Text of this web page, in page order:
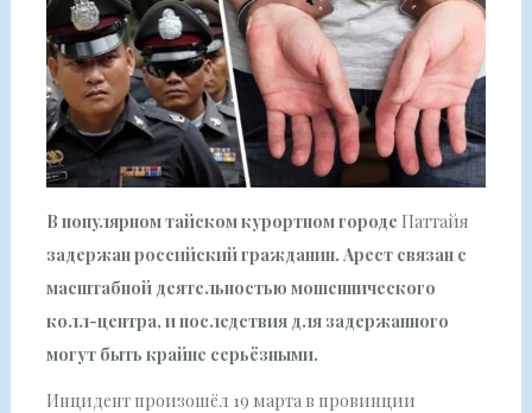
В популярном тайском курортном городе Паттайя
задержан российский гражданин. Арест связан с
масштабной деятельностью мошеннического
колл-центра, и последствия для задержанного
могут быть крайне серьёзными.
Инцидент произошёл 19 марта в провинции